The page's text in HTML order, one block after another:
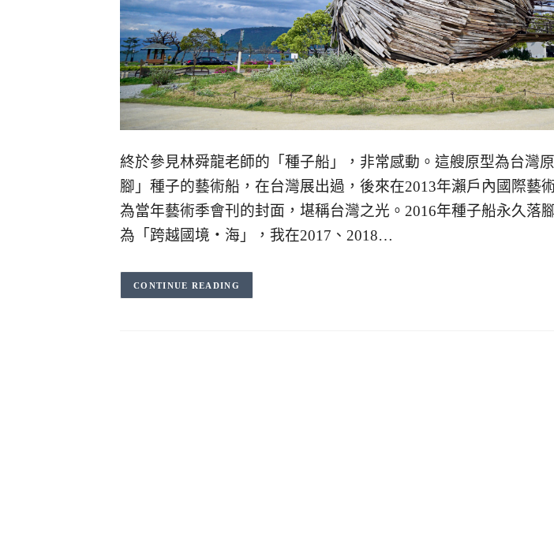
終於參見林舜龍老師的「種子船」，非常感動。這艘原型為台灣
腳」種子的藝術船，在台灣展出過，後來在2013年瀨戶內國際藝
為當年藝術季會刊的封面，堪稱台灣之光。2016年種子船永久落
為「跨越國境・海」，我在2017、2018…
CONTINUE READING